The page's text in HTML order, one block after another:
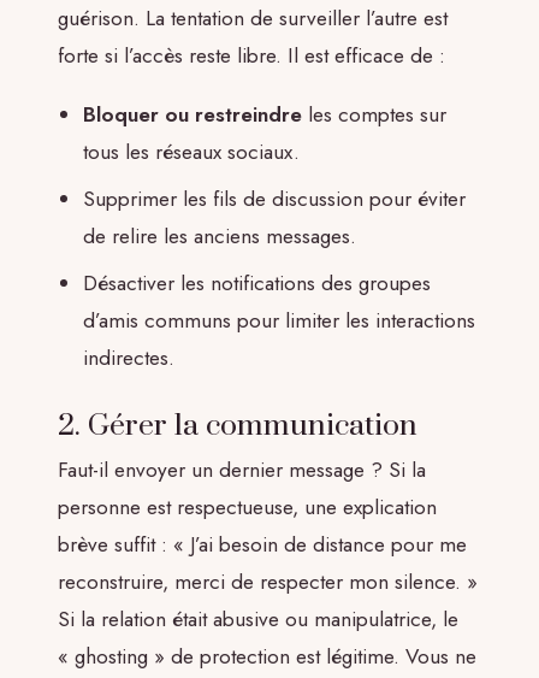
guérison. La tentation de surveiller l’autre est
forte si l’accès reste libre. Il est efficace de :
Bloquer ou restreindreles comptes sur
tous les réseaux sociaux.
Supprimer les fils de discussion pour éviter
de relire les anciens messages.
Désactiver les notifications des groupes
d’amis communs pour limiter les interactions
indirectes.
2. Gérer la communication
Faut-il envoyer un dernier message ? Si la
personne est respectueuse, une explication
brève suffit : « J’ai besoin de distance pour me
reconstruire, merci de respecter mon silence. »
Si la relation était abusive ou manipulatrice, le
« ghosting » de protection est légitime. Vous ne